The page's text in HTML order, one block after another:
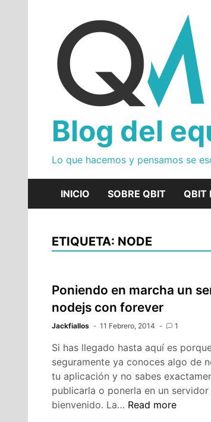
Blog del
Lo que hacemos y pensamos se
INICIO SOBRE QBIT QBIT
ETIQUETA: NODE
Poniendo en marcha un
nodejs con forever
Jackfiallos 11 Febrero, 2014 1
Si has llegado hasta aquí es
seguramente ya conoces algo de
tu aplicación y no sabes
publicarla o ponerla en un
bienvenido. La… Poniendo
Read more